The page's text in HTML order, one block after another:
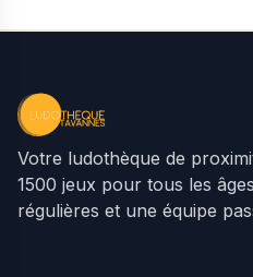
Votre ludothèque de
1500 jeux pour tous les
régulières et une équipe